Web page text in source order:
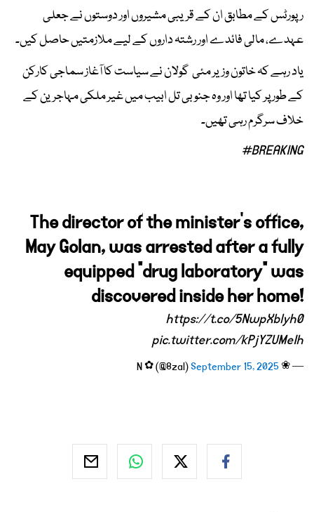
رپورٹس کے مطابق ان کے قریبی مشیروں اور دوستوں نے جعلی
عہدے، مالی فائدے اور رشتہ داروں کے لیے ملازمتیں حاصل کیں۔
یاد رہے کہ خاتون وزیر مئی گولان نے سیاست کا آغاز سماجی کارکن
کے طور پر کیا تھا اور وہ جنوبی تل ابیب میں غیر ملکی مہاجرین کے
خلاف سرگرم رہی تھیں۔
#BREAKING
The director of the minister's office,
May Golan, was arrested after a fully
equipped "drug laboratory" was
discovered inside her home!
https://t.co/5NwpXblyh0
pic.twitter.com/kPjYZUMeIh
— ❀ N ✿ (@8zal)
September 15, 2025